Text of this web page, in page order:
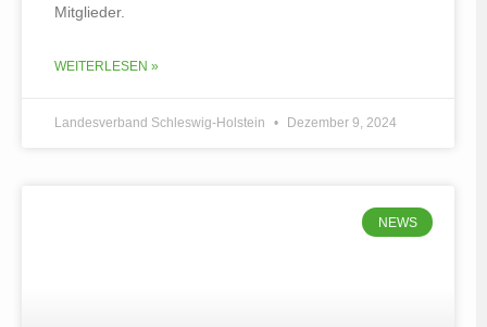
Mitglieder.
WEITERLESEN »
Landesverband Schleswig-Holstein Dezember 9, 2024
NEWS